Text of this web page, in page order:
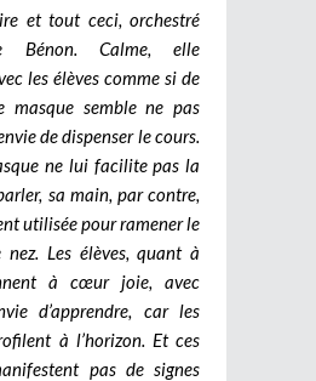
et tout ceci, orchestré
Bénon. Calme, elle
les élèves comme si de
masque semble ne pas
de dispenser le cours.
ne lui facilite pas la
sa main, par contre,
utilisée pour ramener le
nez. Les élèves, quant à
à cœur joie, avec
d’apprendre, car les
à l’horizon. Et ces
pas de signes